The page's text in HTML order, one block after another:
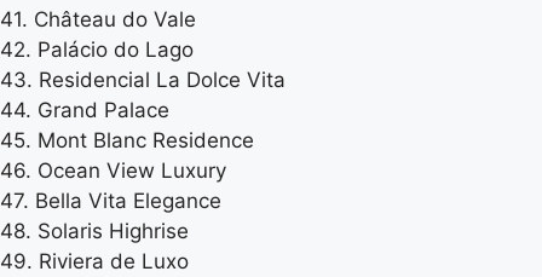
41. Château do Vale
42. Palácio do Lago
43. Residencial La Dolce Vita
44. Grand Palace
45. Mont Blanc Residence
46. Ocean View Luxury
47. Bella Vita Elegance
48. Solaris Highrise
49. Riviera de Luxo